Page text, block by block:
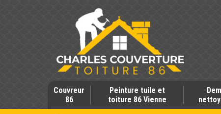
Couvreur
86
Peinture tuile et
toiture 86 Vienne